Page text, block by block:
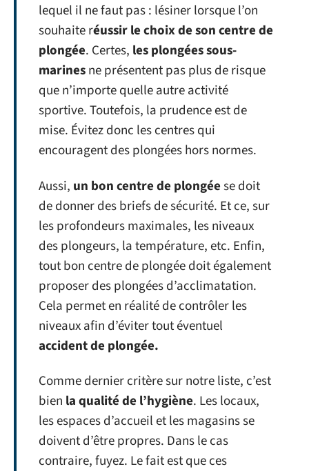
lequel il ne faut pas : lésiner lorsque l’on
souhaite réussir le choix de son centre de
plongée. Certes, les plongées sous-
marinesne présentent pas plus de risque
que n’importe quelle autre activité
sportive. Toutefois, la prudence est de
mise. Évitez donc les centres qui
encouragent des plongées hors normes.
Aussi, un bon centre de plongéese doit
de donner des briefs de sécurité. Et ce, sur
les profondeurs maximales, les niveaux
des plongeurs, la température, etc. Enfin,
tout bon centre de plongée doit également
proposer des plongées d’acclimatation.
Cela permet en réalité de contrôler les
niveaux afin d’éviter tout éventuel
accident de plongée.
Comme dernier critère sur notre liste, c’est
bien la qualité de l’hygiène. Les locaux,
les espaces d’accueil et les magasins se
doivent d’être propres. Dans le cas
contraire, fuyez. Le fait est que ces